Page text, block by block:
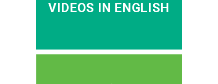
VIDEOS IN ENGLISH